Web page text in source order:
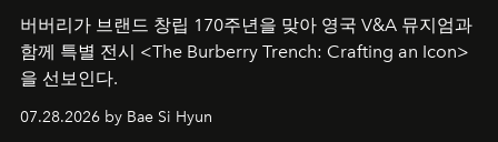
버버리가 브랜드 창립 170주년을 맞아 영국 V&A 뮤지엄과
함께 특별 전시 <The Burberry Trench: Crafting an Icon>
을 선보인다.
07.28.2026 by Bae Si Hyun